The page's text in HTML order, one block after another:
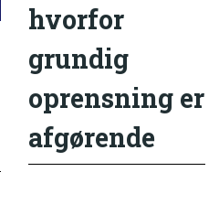
hvorfor
grundig
oprensning er
afgørende